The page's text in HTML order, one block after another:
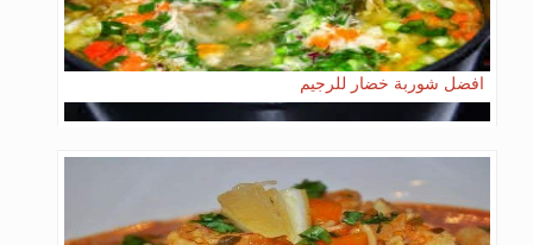
افضل شوربة خضار للرجيم